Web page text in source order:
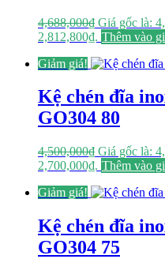
4,688,000₫ Giá gốc là:
2,812,800₫. Thêm vào
Giảm giá!
Kệ chén đĩa
GO304 80
4,500,000₫ Giá gốc là:
2,700,000₫. Thêm vào
Giảm giá!
Kệ chén đĩa
GO304 75